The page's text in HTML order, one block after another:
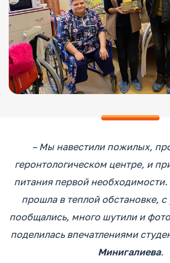
– Мы навестили пожилых,
геронтологическом центре, и
питания первой
прошла в теплой обстановке, с
пообщались, много шутили и
поделилась впечатлениями
Минигалиева.